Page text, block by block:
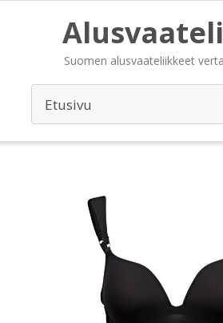
Suomen alusvaateliikkeet